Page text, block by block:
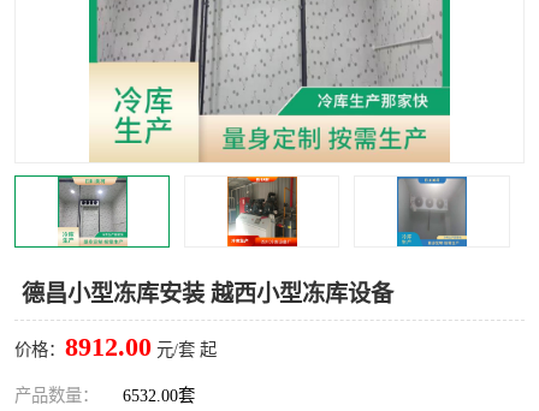
德昌小型冻库安装 越西小型冻库设备
价格： 8912.00 元/套 起
产品数量： 6532.00套
乐山冻库,乐山保鲜冷库 自贡冻库组装
雅安冷库,雅安冻库 攀枝花冻库
冻库安装，小型冻库造价
内江冷库，内江冻库 宜宾冷库，宜宾冻库设备